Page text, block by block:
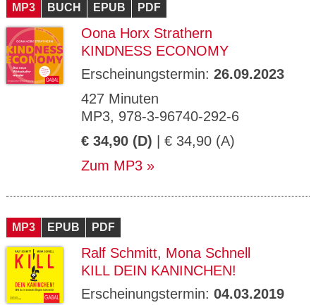
MP3 BUCH EPUB PDF
Oona Horx Strathern
KINDNESS ECONOMY
Erscheinungstermin: 26.09.2023
427 Minuten
MP3, 978-3-96740-292-6
€ 34,90 (D) | € 34,90 (A)
Zum MP3
MP3 EPUB PDF
Ralf Schmitt, Mona Schnell
KILL DEIN KANINCHEN!
Erscheinungstermin: 04.03.2019